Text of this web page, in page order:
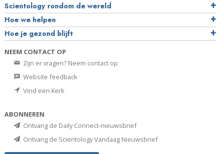
Scientology rondom de wereld
Hoe we helpen
Hoe je gezond blijft
NEEM CONTACT OP
Zijn er vragen? Neem contact op
Website feedback
Vind een Kerk
ABONNEREN
Ontvang de Daily Connect-nieuwsbrief
Ontvang de Scientology Vandaag Nieuwsbrief